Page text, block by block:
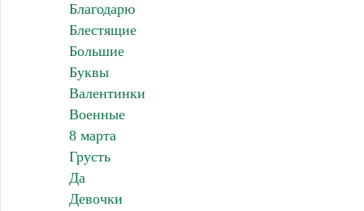
Благодарю
Блестящие
Большие
Буквы
Валентинки
Военные
8 марта
Грусть
Да
Девочки